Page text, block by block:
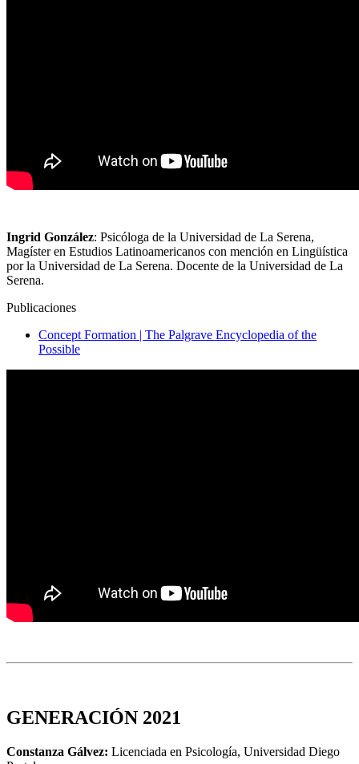
Ingrid González: Psicóloga de la Universidad de La Serena,
Magíster en Estudios Latinoamericanos con mención en Lingüística
por la Universidad de La Serena. Docente de la Universidad de La
Serena.
Publicaciones
Concept Formation | The Palgrave Encyclopedia of the
Possible
GENERACIÓN 2021
Constanza Gálvez: Licenciada en Psicología, Universidad Diego